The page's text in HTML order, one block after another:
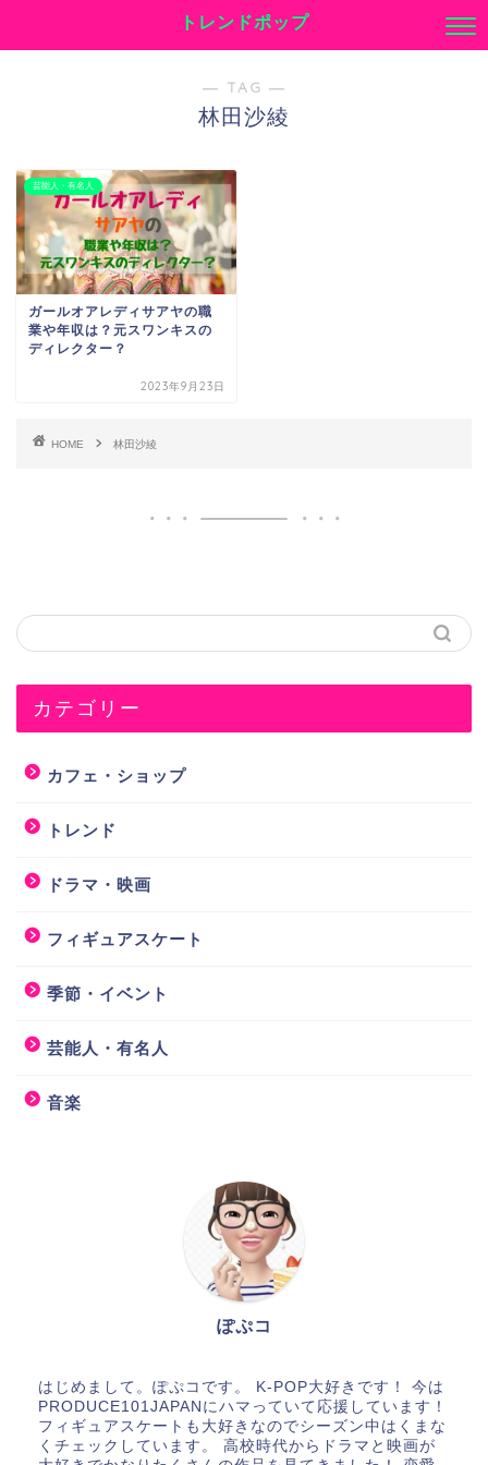
トレンドポップ
― TAG ―
林田沙綾
芸能人・有名人
ガールオアレディサアヤの職
業や年収は？元スワンキスの
ディレクター？
2023年9月23日
HOME 林田沙綾
カテゴリー
カフェ・ショップ
トレンド
ドラマ・映画
フィギュアスケート
季節・イベント
芸能人・有名人
音楽
ぽぷコ
はじめまして。ぽぷコです。 K-POP大好きです！ 今は
PRODUCE101JAPANにハマっていて応援しています！
フィギュアスケートも大好きなのでシーズン中はくまな
くチェックしています。 高校時代からドラマと映画が